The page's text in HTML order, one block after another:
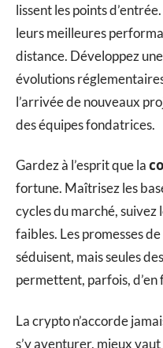
lissent les points
leurs meilleures
distance. Développez
évolutions
l’arrivée de nouveaux
des équipes fondatrices.
Gardez à l’esprit que la
fortune. Maîtrisez les
cycles du marché, suivez
faibles. Les promesses
séduisent, mais seules
permettent, parfois,
La crypto n’accorde
s’y aventurer, mieux